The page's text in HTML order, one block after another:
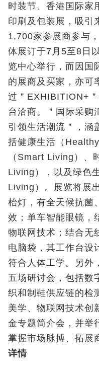
时装节、香港国际家
印刷及包装展，吸引
1,700家参展商参与
体展订于7月5至8日
览中心举行，而因国
的展商及买家，亦可
过＂EXHIBITION+
台洽商。＂国际采购
引领生活潮流＂，涵
括健康生活（
（Smart Living）、
Living），以及绿色
Living）。展览将展
枱灯，有全天候抗菌
效；单车智能眼镜，
物联网技术；结合无
电脑袋，其工作台设
符合人体工学。另外
五场研讨会，包括数
织和制鞋供应链的检
美学、物联网技术创
金专题简介会，并举
掌握市场脉搏、拓展
详情